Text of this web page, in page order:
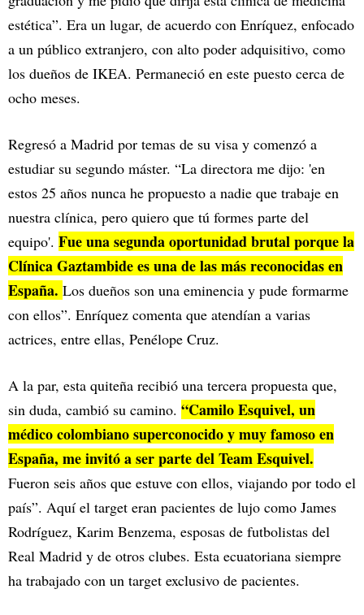
estética”. Era un lugar, de acuerdo con Enríquez, enfocado
a un público extranjero, con alto poder adquisitivo, como
los dueños de IKEA. Permaneció en este puesto cerca de
ocho meses.
Regresó a Madrid por temas de su visa y comenzó a
estudiar su segundo máster. “La directora me dijo: 'en
estos 25 años nunca he propuesto a nadie que trabaje en
nuestra clínica, pero quiero que tú formes parte del
equipo'. Fue una segunda oportunidad brutal porque la
Clínica Gaztambide es una de las más reconocidas en
España. Los dueños son una eminencia y pude formarme
con ellos”. Enríquez comenta que atendían a varias
actrices, entre ellas, Penélope Cruz.
A la par, esta quiteña recibió una tercera propuesta que,
sin duda, cambió su camino. “Camilo Esquivel, un
médico colombiano superconocido y muy famoso en
España, me invitó a ser parte del Team Esquivel.
Fueron seis años que estuve con ellos, viajando por todo el
país”. Aquí el target eran pacientes de lujo como James
Rodríguez, Karim Benzema, esposas de futbolistas del
Real Madrid y de otros clubes. Esta ecuatoriana siempre
ha trabajado con un target exclusivo de pacientes.